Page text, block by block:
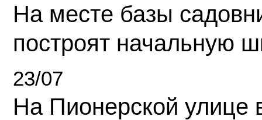
На месте базы
построят начальную
23/07
На Пионерской улице